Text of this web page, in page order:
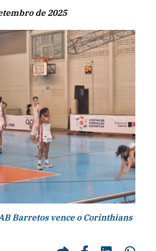
de 2025
Barretos vence o Corinthians